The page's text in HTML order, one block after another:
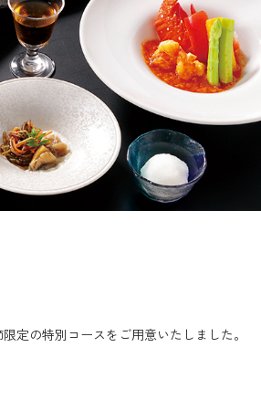
定の特別コースをご用意いたしました。